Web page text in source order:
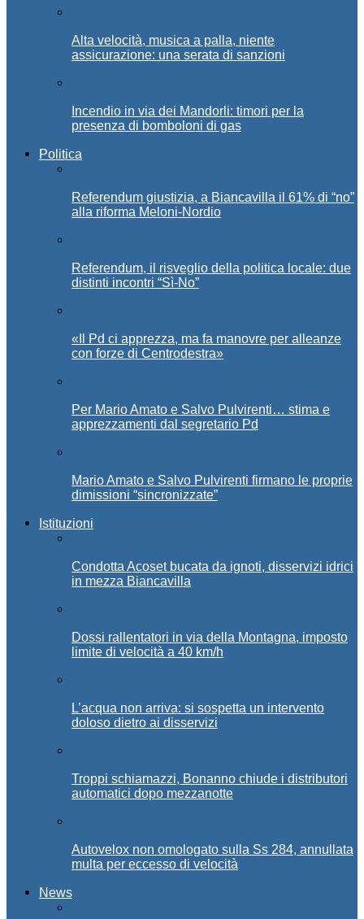
Alta velocità, musica a palla, niente
assicurazione: una serata di sanzioni
Incendio in via dei Mandorli: timori per la
presenza di bomboloni di gas
Politica
Referendum giustizia, a Biancavilla il 61% di “no”
alla riforma Meloni-Nordio
Referendum, il risveglio della politica locale: due
distinti incontri “Sì-No”
«Il Pd ci apprezza, ma fa manovre per alleanze
con forze di Centrodestra»
Per Mario Amato e Salvo Pulvirenti… stima e
apprezzamenti dal segretario Pd
Mario Amato e Salvo Pulvirenti firmano le proprie
dimissioni “sincronizzate”
Istituzioni
Condotta Acoset bucata da ignoti, disservizi idrici
in mezza Biancavilla
Dossi rallentatori in via della Montagna, imposto
limite di velocità a 40 km/h
L’acqua non arriva: si sospetta un intervento
doloso dietro ai disservizi
Troppi schiamazzi, Bonanno chiude i distributori
automatici dopo mezzanotte
Autovelox non omologato sulla Ss 284, annullata
multa per eccesso di velocità
News